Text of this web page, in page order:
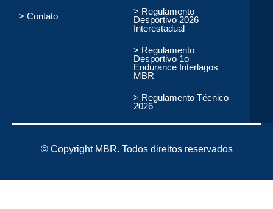
> Contato
> Regulamento
Desportivo 2026
Interestadual
> Regulamento
Desportivo 1o
Endurance Interlagos
MBR
> Regulamento Técnico
2026
© Copyright MBR. Todos direitos reservados